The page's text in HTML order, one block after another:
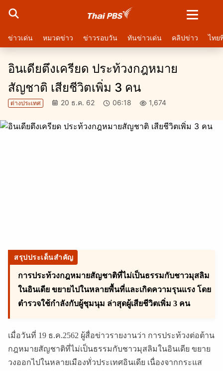
ข่าวเด่น หมวดข่าว ข่าวรอบวัน ทันข่าวเด่น คลิปข่าว ไทย
ชมสด
อินเดียตึงเครียด ประท้วงกฎหมาย
สัญชาติ เสียชีวิตเพิ่ม 3 คน
ต่างประเทศ 20 ธ.ค. 62 06:18
จำนวนผู้ชม
1,674
สรุปประเด็นสำคัญ
การประท้วงกฎหมายสัญชาติที่ไม่เป็นธรรมกับชาวมุสลิม
ในอินเดีย ขยายไปในหลายพื้นที่และเกิดความรุนแรง โดย
ตำรวจใช้กำลังกับผู้ชุมนุม ล่าสุดผู้เสียชีวิตเพิ่ม 3 คน
เมื่อวันที่ 19 ธ.ค.2562 ผู้สื่อข่าวรายงานว่า การประท้วงต่อต้าน
กฎหมายสัญชาติที่ไม่เป็นธรรมกับชาวมุสลิมในอินเดีย ขยาย
วงออกไปในหลายเมืองทั่วประเทศอินเดีย เนื่องจากกระแส